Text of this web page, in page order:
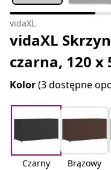
vidaXL
vidaXL
czarna, 120 x
Kolor(3 dostępne
Czarny Brązowy